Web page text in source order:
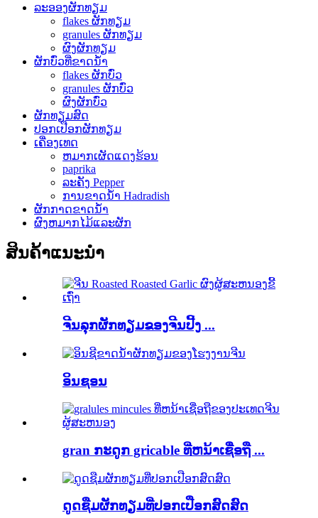
ລະອອງຜັກທຽມ
flakes ຜັກທຽມ
granules ຜັກທຽມ
ຜົງຜັກທຽມ
ຜັກບົ່ວທີ່ຂາດນ້ໍາ
flakes ຜັກບົ່ວ
granules ຜັກບົ່ວ
ຜົງຜັກບົ່ວ
ຜັກທຽມສົດ
ປອກເປືອກຜັກທຽມ
ເຄື່ອງເທດ
ຫມາກເຜັດແດງຮ້ອນ
paprika
ລະຄັງ Pepper
ການຂາດນ້ໍາ Hadradish
ຜັກກາດຂາດນ້ໍາ
ຜົງຫມາກໄມ້ແລະຜັກ
ສິນຄ້າແນະນໍາ
ຈີນລຸກຜັກທຽມຂອງຈີນປີ້ງ ...
ອິນຊອນ
gran ກະດູກ gricable ທີ່ຫນ້າເຊື່ອຖື ...
ດູດຊືມຜັກທຽມທີ່ປອກເປືອກສົດສົດ